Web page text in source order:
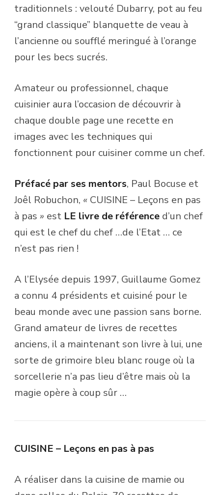
traditionnels : velouté Dubarry, pot au feu
“grand classique” blanquette de veau à
l’ancienne ou soufflé meringué à l’orange
pour les becs sucrés.
Amateur ou professionnel, chaque
cuisinier aura l’occasion de découvrir à
chaque double page une recette en
images avec les techniques qui
fonctionnent pour cuisiner comme un chef.
Préfacé par ses mentors, Paul Bocuse et
Joêl Robuchon, « CUISINE – Leçons en pas
à pas » est LE livre de référence d’un chef
qui est le chef du chef …de l’Etat … ce
n’est pas rien !
A l’Elysée depuis 1997, Guillaume Gomez
a connu 4 présidents et cuisiné pour le
beau monde avec une passion sans borne.
Grand amateur de livres de recettes
anciens, il a maintenant son livre à lui, une
sorte de grimoire bleu blanc rouge où la
sorcellerie n’a pas lieu d’être mais où la
magie opère à coup sûr …
CUISINE – Leçons en pas à pas
A réaliser dans la cuisine de mamie ou